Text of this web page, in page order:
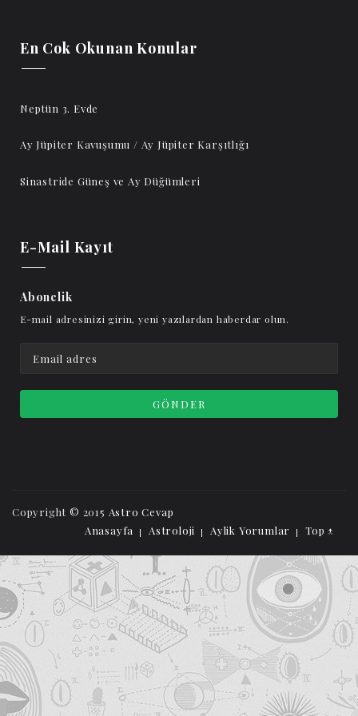
En Cok Okunan Konular
Neptün 3. Evde
Ay Jüpiter Kavuşumu / Ay Jüpiter Karşıtlığı
Sinastride Güneş ve Ay Düğümleri
E-Mail Kayıt
Abonelik
E-mail adresinizi girin, yeni yazılardan haberdar olun.
Copyright © 2015 Astro Cevap
Anasayfa
Astroloji Aylik Yorumlar Top ↑